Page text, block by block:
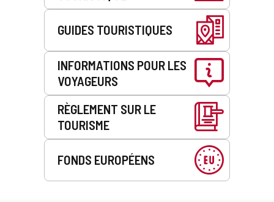
GUIDES TOURISTIQUES
INFORMATIONS POUR LES
VOYAGEURS
RÈGLEMENT SUR LE
TOURISME
FONDS EUROPÉENS